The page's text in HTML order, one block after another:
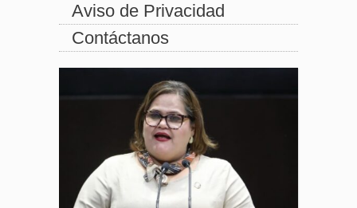
Aviso de Privacidad
Contáctanos